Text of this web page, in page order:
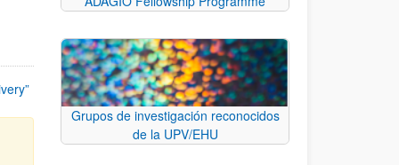
Grupos de investigación reconocidos
de la UPV/EHU